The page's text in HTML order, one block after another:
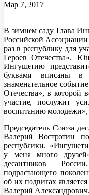
Мар 7, 2017
В зимнем саду Глава
Российской
раз в республику для
Героев Отечества».
Ингушетию
буквами вписаны
знаменательное
Отечества», в которой
участие, послужит
воспитанию молодежи»,
Председатель Союза
Валерий Востротин
республики.
у меня много
десантников
подрастающего
об их подвигах
Валерий Александрович.